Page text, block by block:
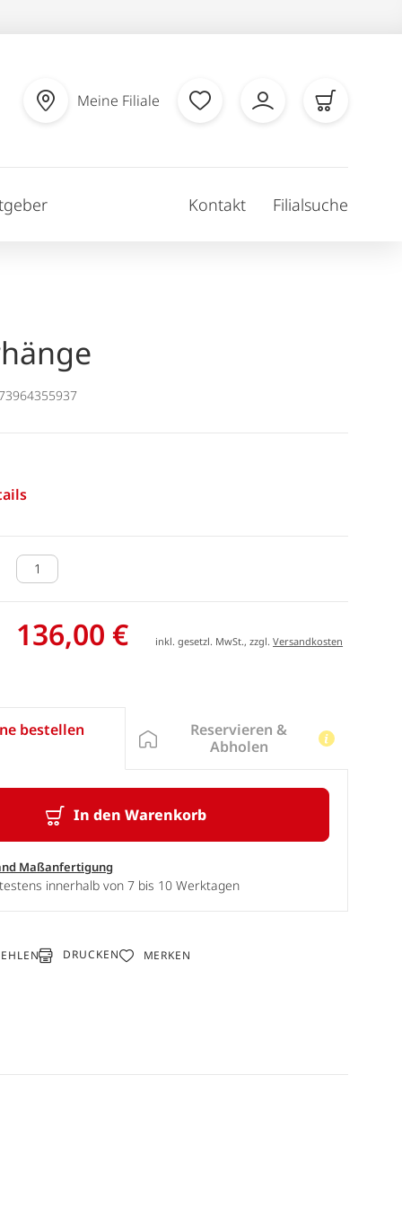
Meine Filiale
Kontakt Filialsuche
136,00 € inkl. gesetzl. MwSt., zzgl.Versandkosten
bestellen
In den Warenkorb
Maßanfertigung
innerhalb von 7 bis 10 Werktagen
Reservieren &
Abholen
DRUCKEN MERKEN